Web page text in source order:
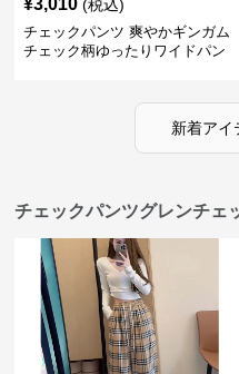
¥3,010 (税込)
チェックパンツ 爽やかギンガム
チェック柄ゆったりワイドパン
新着アイ
チェックパンツグレンチェ